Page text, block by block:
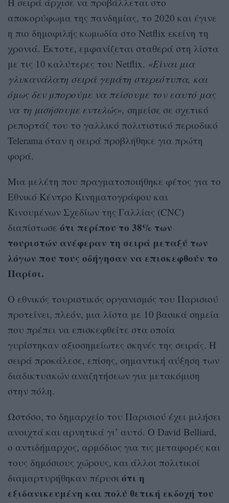
αποκορύφωμα της πανδημίας, το 2020 και έγινε
η πιο δημοφιλής κωμωδία στο Netflix εκείνη τη
χρονιά. Έκτοτε, εμφανίζεται σταθερά στη λίστα
με τις 10 καλύτερες του Netflix. «Είναι μια
γλυκανάλατη σειρά γεμάτη στερεότυπα, και
όμως δεν μπορούμε να πείσουμε τον εαυτό μας
να τη μισήσουμε εντελώς», σημείσε σε σχετικό
ρεπορτάζ του το γαλλικό πολιτιστικό περιοδικό
Telerama όταν η σειρά προβλήθηκε για πρώτη
φορά.
Μια μελέτη που πραγματοποιήθηκε φέτος για το
Εθνικό Κέντρο Κινηματογράφου και
Κινουμένων Σχεδίων της Γαλλίας (CNC)
διαπίστωσε ότι περίπου το 38% των
τουριστών ανέφεραν τη σειρά μεταξύ των
λόγων που τους οδήγησαν να επισκεφθούν το
Παρίσι.
Ο εθνικός τουριστικός οργανισμός του Παρισιού
προτείνει, πλεόν, μια λίστα με 10 βασικά σημεία
που πρέπει να επισκεφθείτε στα οποία
γυρίστηκαν αξιοσημείωτες σκηνές της σειράς. Η
σειρά προκάλεσε, επίσης, σημαντική αύξηση των
διαδικτυακών αναζητήσεων για μετακόμιση
στην πόλη.
Ωστόσο, το δημαρχείο του Παρισιού έχει μιλήσει
ανοιχτά και αρνητικά γι’ αυτό. Ο David Belliard,
ο αντιδήμαρχος, αρμόδιος για τις μεταφορές και
τους δημόσιους χώρους, και άλλοι πολιτικοί
διαμαρτυρήθηκαν πέρυσι ότι η
εξιδανικευμένη και πολύ θετική εκδοχή του